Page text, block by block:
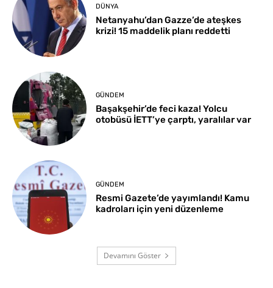
DÜNYA
Netanyahu’dan Gazze’de ateşkes
krizi! 15 maddelik planı reddetti
GÜNDEM
Başakşehir’de feci kaza! Yolcu
otobüsü İETT’ye çarptı, yaralılar var
GÜNDEM
Resmi Gazete’de yayımlandı! Kamu
kadroları için yeni düzenleme
Devamını Göster